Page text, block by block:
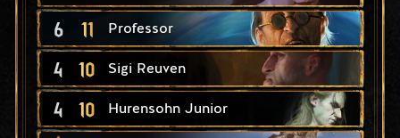
6 11 Professor
4 10 Sigi Reuven
4 10 Hurensohn Junior